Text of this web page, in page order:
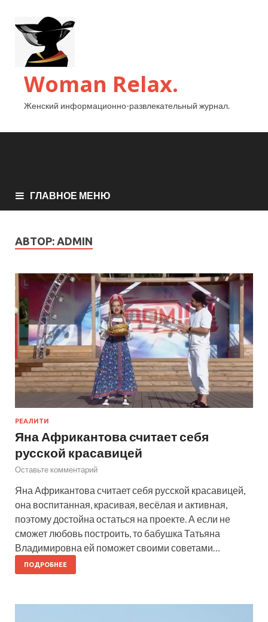
Woman Relax.
Женский информационно-развлекательный журнал.
ГЛАВНОЕ МЕНЮ
АВТОР: ADMIN
РЕАЛИТИ
Яна Африкантова считает себя
русской красавицей
Оставьте комментарий
Яна Африкантова считает себя русской красавицей,
она воспитанная, красивая, весёлая и активная,
поэтому достойна остаться на проекте. А если не
сможет любовь построить, то бабушка Татьяна
Владимировна ей поможет своими советами…
ПОДРОБНЕЕ